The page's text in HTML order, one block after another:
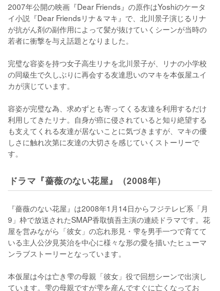
2007年公開の映画『Dear Friends』の原作はYoshiのケータ
イ小説『Dear Friendsリナ＆マキ』で、北川景子演じるリナ
が抗がん剤の副作用によって髪が抜けていくシーンが当時の
若者に衝撃を与え話題となりました。
完璧な容姿を持つ女子高生リナを北川景子が、リナの小学校
の同級生で久しぶりに再会する友達思いのマキを本仮屋ユイ
カが演じています。
容姿が完璧な為、求めずとも寄ってくる友達を利用するだけ
利用してきたリナ。自身が癌に侵されていると知り絶望する
も支えてくれる友達が居ないことに気づきますが、マキの優
しさに触れ次第に友達の大切さを感じていくストーリーで
す。
ドラマ『薔薇のない花屋』（2008年）
『薔薇のない花屋』は2008年1月14日からフジテレビ系「月
9」枠で放送されたSMAP香取慎吾主演の連続ドラマです。花
屋を営みながら「彼女」の忘れ形見・雫を男手一つで育てて
いる主人公汐見英治を中心に様々な形の愛を描いたヒューマ
ンラブストーリーとなっています。
本仮屋は今は亡き雫の母親「彼女」役で回想シーンで出演し
ています。雫の母親ですが雫を産んですぐに亡くなってお